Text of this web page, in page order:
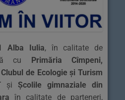
Alba Iulia, în calitate de
cu
Primăria Cîmpeni,
de Ecologie și Turism
și Școlile gimnaziale din
în calitate de parteneri,